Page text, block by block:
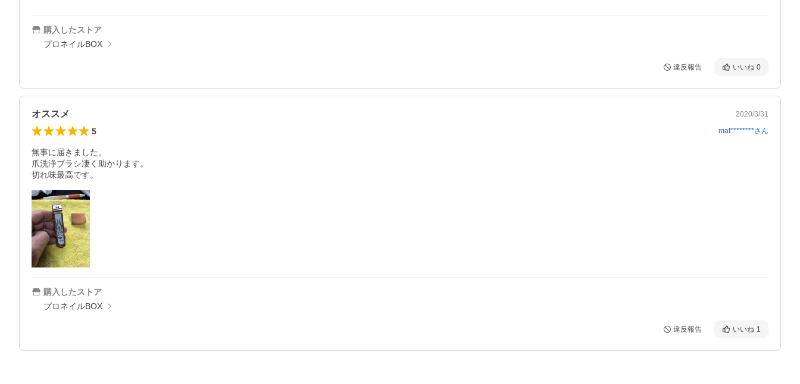
購入したストア
プロネイルBOX
違反報告 いいね 0
オススメ 2020/3/31
5 mat********さん
無事に届きました。
爪洗浄ブラシ凄く助かります。
切れ味最高です。
購入したストア
プロネイルBOX
違反報告 いいね 1